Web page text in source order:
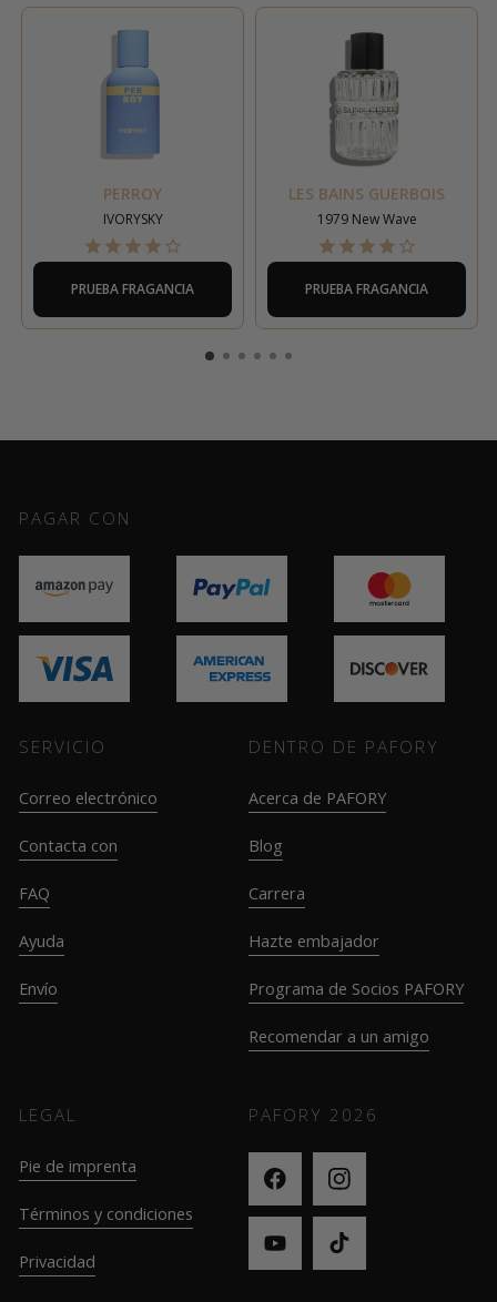
PERROY
IVORYSKY
PRUEBA FRAGANCIA
LES BAINS GUERBOIS
1979 New Wave
PRUEBA FRAGANCIA
PAGAR CON
SERVICIO
Correo electrónico
Contacta con
FAQ
Ayuda
Envío
DENTRO DE PAFORY
Acerca de PAFORY
Blog
Carrera
Hazte embajador
Programa de Socios PAFORY
Recomendar a un amigo
LEGAL
Pie de imprenta
Términos y condiciones
Privacidad
PAFORY 2026